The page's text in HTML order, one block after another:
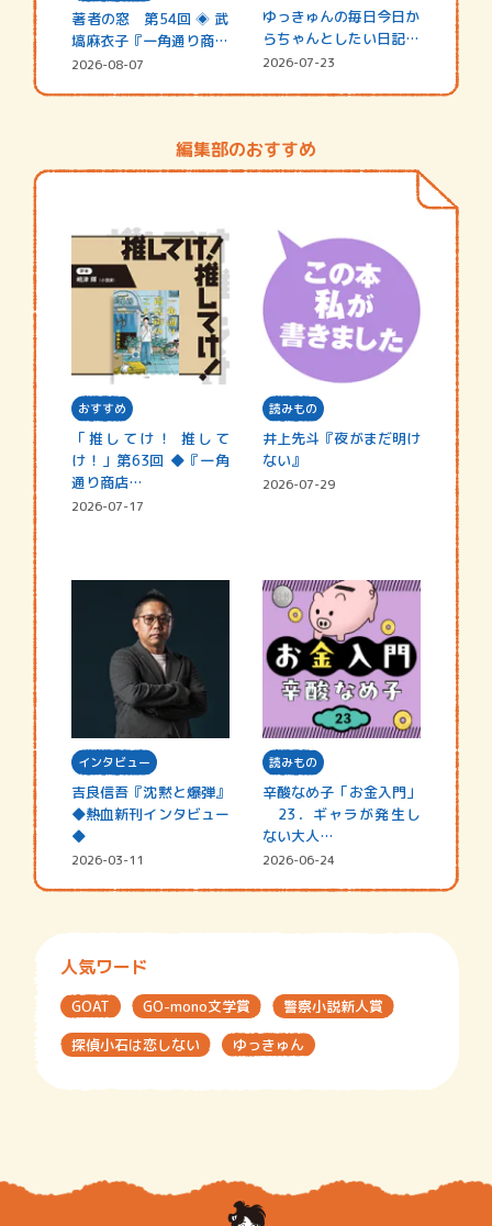
著者の窓 第54回 ◈ 武
塙麻衣子『一角通り商店
街の…
2026-08-07
ゆっきゅんの毎日今日か
らちゃんとしたい日記
☆202…
2026-07-23
編集部のおすすめ
おすすめ
「推してけ！ 推して
け！」第63回 ◆『一角
通り商店…
2026-07-17
読みもの
井上先斗『夜がまだ明け
ない』
2026-07-29
インタビュー
吉良信吾『沈黙と爆弾』
◆熱血新刊インタビュー
◆
2026-03-11
読みもの
辛酸なめ子「お金入門」
23．ギャラが発生し
ない大人…
2026-06-24
人気ワード
GOAT GO-mono文学賞
警察小説新人賞
探偵小石は恋しない
ゆっきゅん